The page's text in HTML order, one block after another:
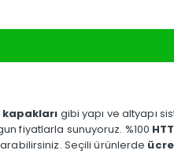
gibi yapı ve altyapı
fiyatlarla sunuyoruz. %100
Seçili ürünlerde